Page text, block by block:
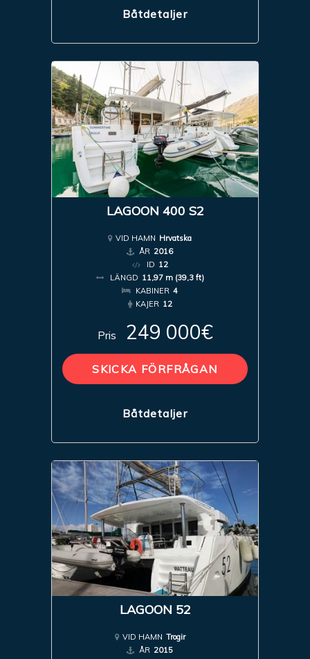
Båtdetaljer
LAGOON 400 S2
VID HAMN Hrvatska
ÅR 2016
ID 12
LÄNGD 11,97 m (39,3 ft)
KABINER 4
KAJER 12
Pris 249 000€
SKICKA FÖRFRÅGAN
Båtdetaljer
LAGOON 52
VID HAMN Trogir
ÅR 2015